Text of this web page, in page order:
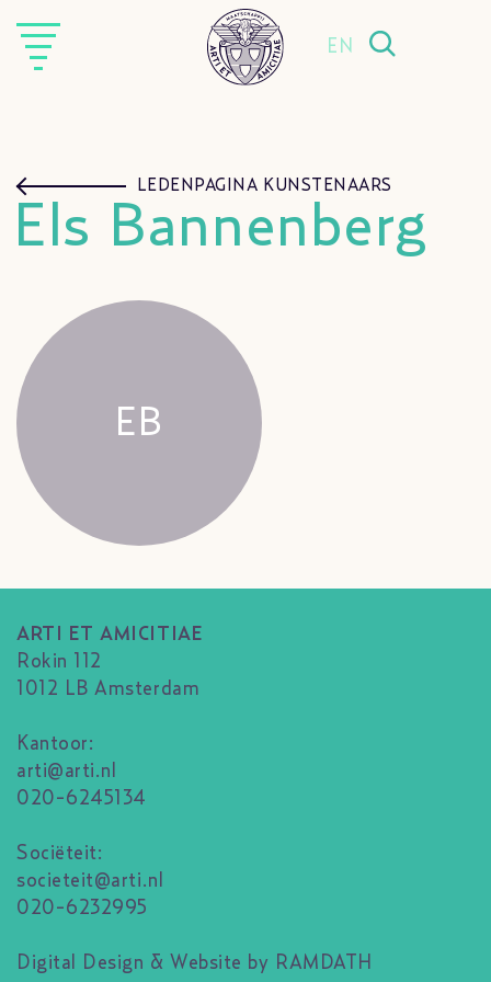
EN
LEDENPAGINA KUNSTENAARS
Els Bannenberg
EB
ARTI ET AMICITIAE
Rokin 112
1012 LB Amsterdam
Kantoor:
arti@arti.nl
020-6245134
Sociëteit:
societeit@arti.nl
020-6232995
Digital Design & Website by RAMDATH